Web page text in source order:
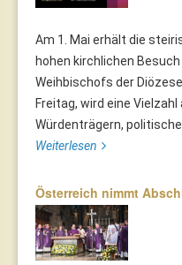
Am 1. Mai erhält die
hohen kirchlichen
Weihbischofs der
Freitag, wird eine
Würdenträgern,
Weiterlesen
Österreich nimmt